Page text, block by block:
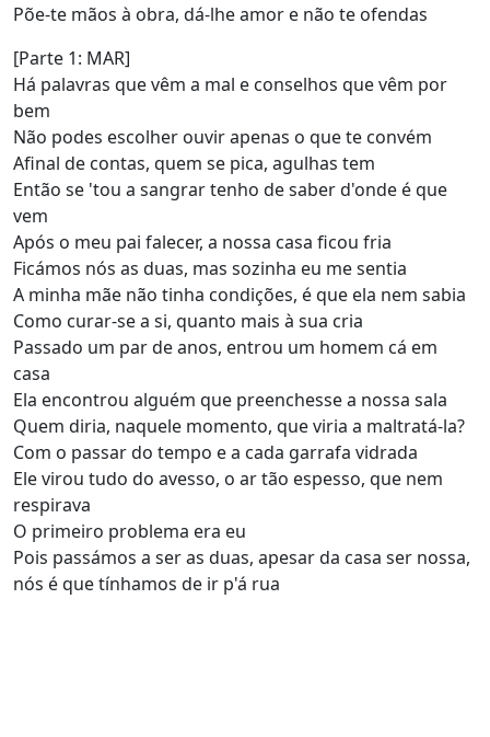
Põе-te mãos à obra, dá-lhe amor e não te ofendas
[Parte 1: MAR]
Há palavras que vêm a mal e conselhos que vêm por
bem
Não podes escolher ouvir apenas o que te convém
Afinal de contas, quem se pica, agulhas tem
Então se 'tou a sangrar tenho de saber d'onde é que
vem
Após o meu pai falecer, a nossa casa ficou fria
Ficámos nós as duas, mas sozinha eu me sentia
A minha mãe não tinha condições, é que ela nem sabia
Como curar-se a si, quanto mais à sua cria
Passado um par de anos, entrou um homem cá em
casa
Ela encontrou alguém que preenchesse a nossa sala
Quem diria, naquele momento, que viria a maltratá-la?
Com o passar do tempo e a cada garrafa vidrada
Ele virou tudo do avesso, o ar tão espesso, que nem
respirava
O primeiro problema era eu
Pois passámos a ser as duas, apesar da casa ser nossa,
nós é que tínhamos de ir p'á rua